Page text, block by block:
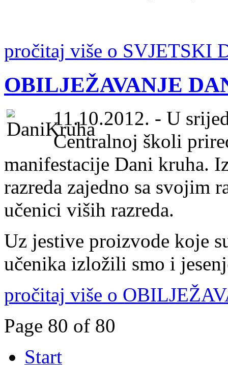
pročitaj više o SVJETSKI
OBILJEŽAVANJE
11.10.2012. - U
Centralnoj školi
manifestacije Dani kruha.
razreda zajedno sa svojim
učenici viših razreda.
Uz jestive proizvode koje
učenika izložili smo i
pročitaj više o
Page 80 of 80
Start